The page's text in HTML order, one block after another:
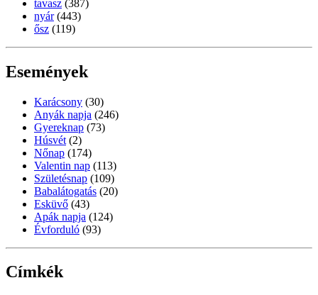
tavasz (387)
nyár (443)
ősz (119)
Események
Karácsony (30)
Anyák napja (246)
Gyereknap (73)
Húsvét (2)
Nőnap (174)
Valentin nap (113)
Születésnap (109)
Babalátogatás (20)
Esküvő (43)
Apák napja (124)
Évforduló (93)
Címkék